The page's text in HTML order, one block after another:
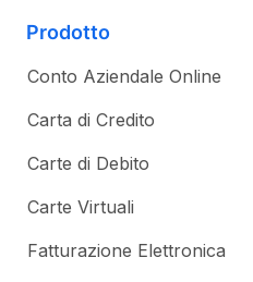
Prodotto
Conto Aziendale Online
Carta di Credito
Carte di Debito
Carte Virtuali
Fatturazione Elettronica